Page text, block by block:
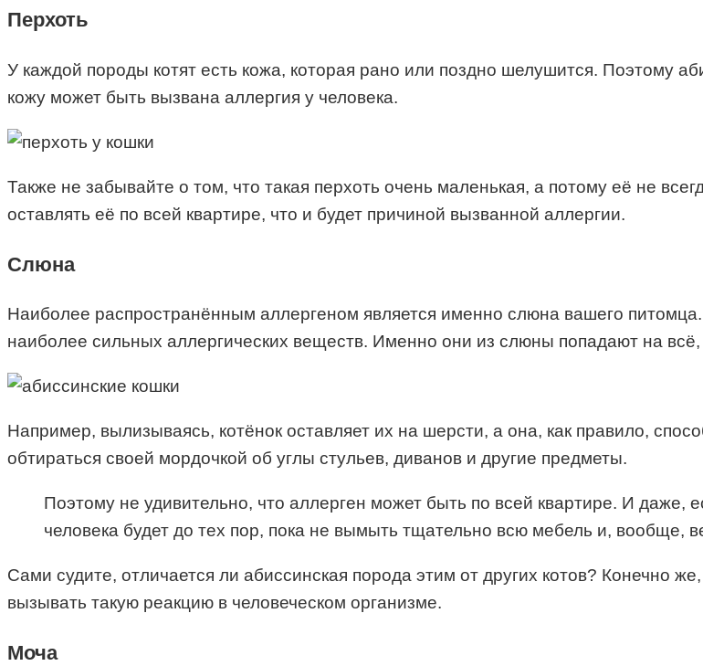
Перхоть
У каждой породы котят есть кожа, которая рано или поздно шелушится. Поэтому
кожу может быть вызвана аллергия у человека.
Также не забывайте о том, что такая перхоть очень маленькая, а потому её не
оставлять её по всей квартире, что и будет причиной вызванной аллергии.
Слюна
Наиболее распространённым аллергеном является именно слюна вашего
наиболее сильных аллергических веществ. Именно они из слюны попадают на всё,
Например, вылизываясь, котёнок оставляет их на шерсти, а она, как правило,
обтираться своей мордочкой об углы стульев, диванов и другие предметы.
Поэтому не удивительно, что аллерген может быть по всей квартире. И даже,
человека будет до тех пор, пока не вымыть тщательно всю мебель и, вообще,
Сами судите, отличается ли абиссинская порода этим от других котов? Конечно
вызывать такую реакцию в человеческом организме.
Моча